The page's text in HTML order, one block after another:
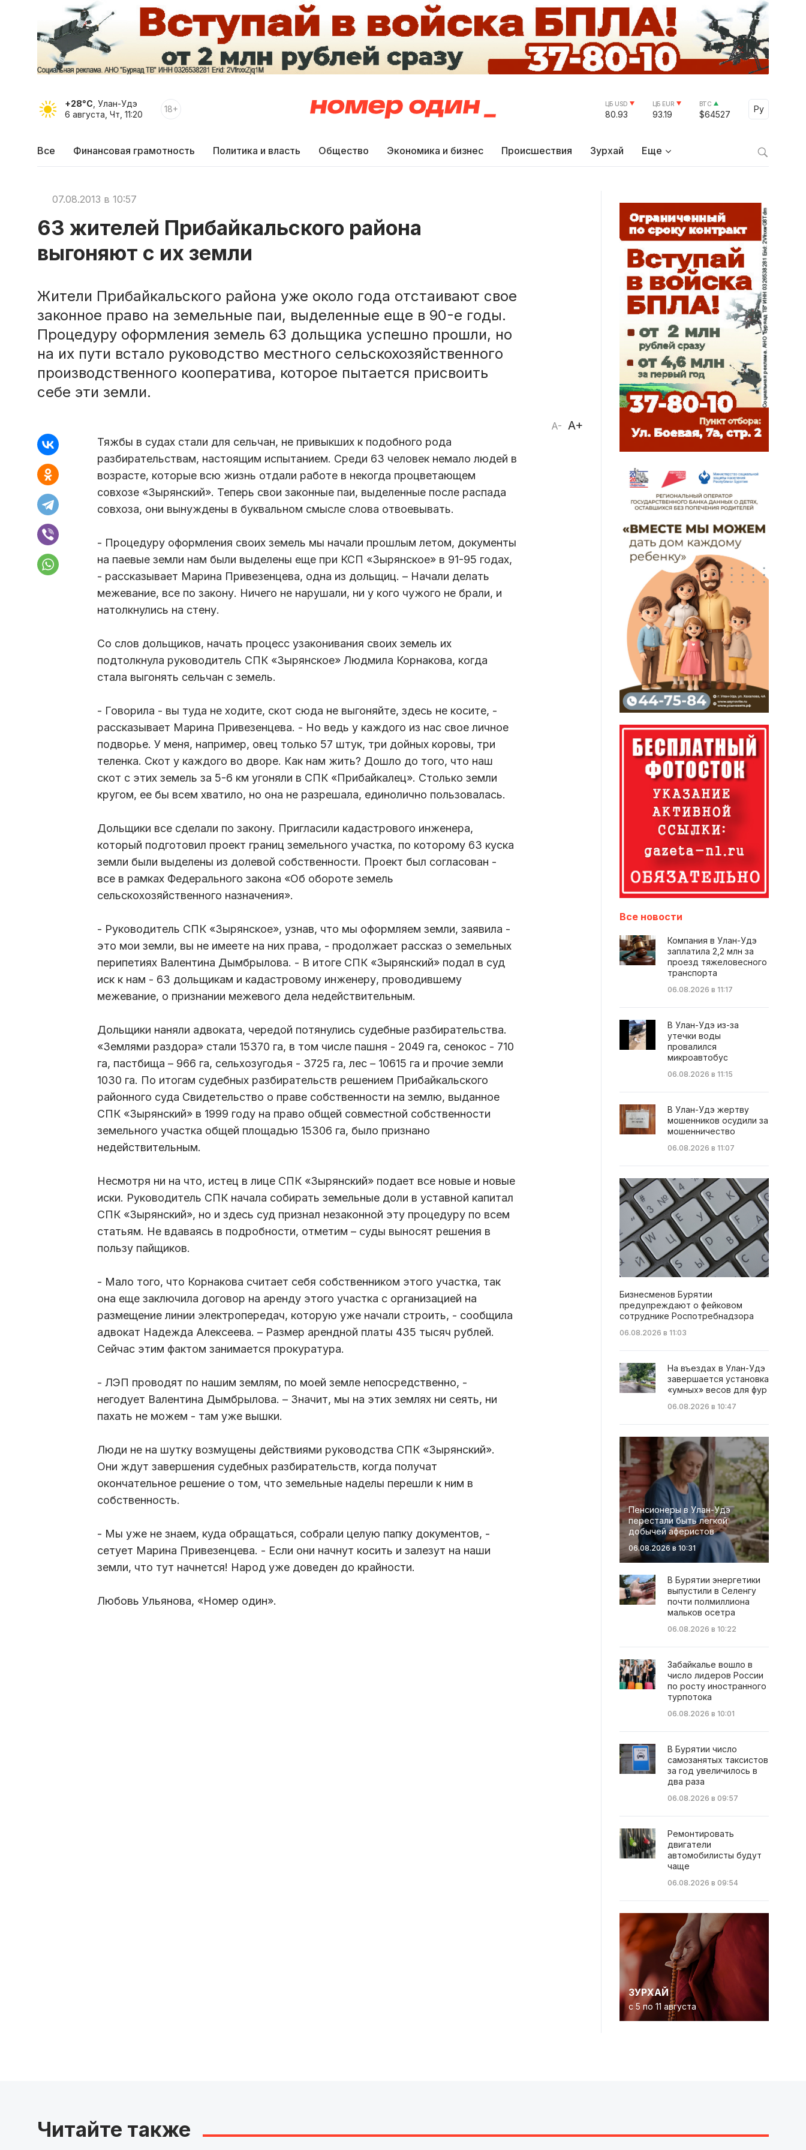
+28°C , Улан-Удэ
6 августа, Чт, 11:20
18+ ЦБ USD
80.93
ЦБ EUR
93.19
BTC
$64527
Ру
Select
Все Финансовая грамотность Политика и власть Общество Экономика и бизнес Происшествия Зурхай Еще
07.08.2013 в 10:57
63 жителей Прибайкальского района
выгоняют с их земли
Жители Прибайкальского района уже около года отстаивают свое
законное право на земельные паи, выделенные еще в 90-е годы.
Процедуру оформления земель 63 дольщика успешно прошли, но
на их пути встало руководство местного сельскохозяйственного
производственного кооператива, которое пытается присвоить
себе эти земли.
A- A+
Тяжбы в судах стали для сельчан, не привыкших к подобного рода
разбирательствам, настоящим испытанием. Среди 63 человек немало людей в
возрасте, которые всю жизнь отдали работе в некогда процветающем
совхозе «Зырянский». Теперь свои законные паи, выделенные после распада
совхоза, они вынуждены в буквальном смысле слова отвоевывать.
- Процедуру оформления своих земель мы начали прошлым летом, документы
на паевые земли нам были выделены еще при КСП «Зырянское» в 91-95 годах,
- рассказывает Марина Привезенцева, одна из дольщиц. – Начали делать
межевание, все по закону. Ничего не нарушали, ни у кого чужого не брали, и
натолкнулись на стену.
Со слов дольщиков, начать процесс узаконивания своих земель их
подтолкнула руководитель СПК «Зырянское» Людмила Корнакова, когда
стала выгонять сельчан с земель.
- Говорила - вы туда не ходите, скот сюда не выгоняйте, здесь не косите, -
рассказывает Марина Привезенцева. - Но ведь у каждого из нас свое личное
подворье. У меня, например, овец только 57 штук, три дойных коровы, три
теленка. Скот у каждого во дворе. Как нам жить? Дошло до того, что наш
скот с этих земель за 5-6 км угоняли в СПК «Прибайкалец». Столько земли
кругом, ее бы всем хватило, но она не разрешала, единолично пользовалась.
Дольщики все сделали по закону. Пригласили кадастрового инженера,
который подготовил проект границ земельного участка, по которому 63 куска
земли были выделены из долевой собственности. Проект был согласован -
все в рамках Федерального закона «Об обороте земель
сельскохозяйственного назначения».
- Руководитель СПК «Зырянское», узнав, что мы оформляем земли, заявила -
это мои земли, вы не имеете на них права, - продолжает рассказ о земельных
перипетиях Валентина Дымбрылова. - В итоге СПК «Зырянский» подал в суд
иск к нам - 63 дольщикам и кадастровому инженеру, проводившему
межевание, о признании межевого дела недействительным.
Дольщики наняли адвоката, чередой потянулись судебные разбирательства.
«Землями раздора» стали 15370 га, в том числе пашня - 2049 га, сенокос - 710
га, пастбища – 966 га, сельхозугодья - 3725 га, лес – 10615 га и прочие земли
1030 га. По итогам судебных разбирательств решением Прибайкальского
районного суда Свидетельство о праве собственности на землю, выданное
СПК «Зырянский» в 1999 году на право общей совместной собственности
земельного участка общей площадью 15306 га, было признано
недействительным.
Несмотря ни на что, истец в лице СПК «Зырянский» подает все новые и новые
иски. Руководитель СПК начала собирать земельные доли в уставной капитал
СПК «Зырянский», но и здесь суд признал незаконной эту процедуру по всем
статьям. Не вдаваясь в подробности, отметим – суды выносят решения в
пользу пайщиков.
- Мало того, что Корнакова считает себя собственником этого участка, так
она еще заключила договор на аренду этого участка с организацией на
размещение линии электропередач, которую уже начали строить, - сообщила
адвокат Надежда Алексеева. – Размер арендной платы 435 тысяч рублей.
Сейчас этим фактом занимается прокуратура.
- ЛЭП проводят по нашим землям, по моей земле непосредственно, -
негодует Валентина Дымбрылова. – Значит, мы на этих землях ни сеять, ни
пахать не можем - там уже вышки.
Люди не на шутку возмущены действиями руководства СПК «Зырянский».
Они ждут завершения судебных разбирательств, когда получат
окончательное решение о том, что земельные наделы перешли к ним в
собственность.
- Мы уже не знаем, куда обращаться, собрали целую папку документов, -
сетует Марина Привезенцева. - Если они начнут косить и залезут на наши
земли, что тут начнется! Народ уже доведен до крайности.
Любовь Ульянова, «Номер один».
Все новости
Компания в Улан-Удэ
заплатила 2,2 млн за
проезд тяжеловесного
транспорта
06.08.2026 в 11:17
В Улан-Удэ из-за
утечки воды
провалился
микроавтобус
06.08.2026 в 11:15
В Улан-Удэ жертву
мошенников осудили за
мошенничество
06.08.2026 в 11:07
Бизнесменов Бурятии
предупреждают о фейковом
сотруднике Роспотребнадзора
06.08.2026 в 11:03
На въездах в Улан-Удэ
завершается установка
«умных» весов для фур
06.08.2026 в 10:47
Пенсионеры в Улан-Удэ
перестали быть легкой
добычей аферистов
06.08.2026 в 10:31
В Бурятии энергетики
выпустили в Селенгу
почти полмиллиона
мальков осетра
06.08.2026 в 10:22
Забайкалье вошло в
число лидеров России
по росту иностранного
турпотока
06.08.2026 в 10:01
В Бурятии число
самозанятых таксистов
за год увеличилось в
два раза
06.08.2026 в 09:57
Ремонтировать
двигатели
автомобилисты будут
чаще
06.08.2026 в 09:54
ЗУРХАЙ
с 5 по 11 августа
Читайте также